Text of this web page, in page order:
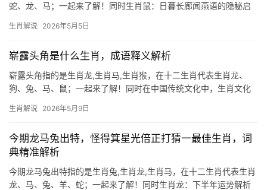
蛇、龙、马；一起来了解！同时生肖鼠：日暮长廊闻燕语的隐秘启
场景，在生肖文化中，燕子象征“归家”与“眷恋”，而生肖鼠的机敏与
生肖解说 2026年5月5日
崭露头角是什么生肖，成语释义解析
崭露头角指的是生肖龙,生肖马,生肖猴，在十二生肖代表生肖龙、
狗、兔、马、鼠；一起来了解！同时在中国传统文化中，生肖文化
命理哲学，我们将解读三个与“崭露头角”相关的生肖，分析其运势特
生肖解说 2026年5月9日
今期龙马兔出特，怪得箕星光倍正打猜一最佳生肖，词
典精准解析
今期龙马兔出特指的是生肖兔,生肖龙,生肖马，在十二生肖代表生肖
龙、马、兔、羊、蛇；一起来了解！同时生肖龙：下半年运势解析